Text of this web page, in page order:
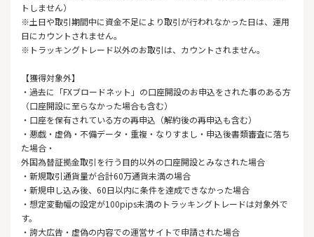
トしません）
※土日や取引期間中に資金不足により取引が行われなかった日は、運用
日にカウントされません。
※トラッキングトレード以外のお取引は、カウントされません。
【獲得対象外】
・過去に「FXブロードネット」の口座開設のお申込をされた事のある方
（口座開設に至らなかった場合も含む）
・口座を保有されている方の再申込（解約後の再申込も含む）
・悪戯・虚偽・不備データ・重複・なりすまし・申込後書類審査に落ち
た場合・
外国為替証拠金取引を行う目的以外の口座開設とみなされた場合
・新規取引通貨量が合計60万通貨未満の場合
・新規申し込み後、60日以内に条件を達成できなかった場合
・想定変動幅の設定が100pips未満のトラッキングトレードは対象外で
す。
・誇大広告・虚偽の内容での運営サイトで申請された場合